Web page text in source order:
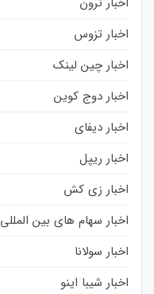
اخبار تزوس
اخبار چین لینک
اخبار دوج کوین
اخبار دیفای
اخبار ریپل
اخبار زی کش
اخبار سهام های بین المللی
اخبار سولانا
اخبار شیبا اینو